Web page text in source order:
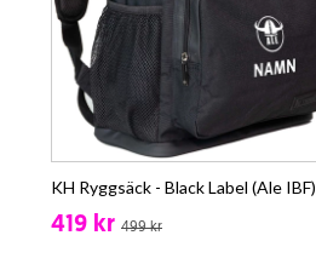
KH Ryggsäck - Black Label (Ale IBF)
419 kr 499 kr